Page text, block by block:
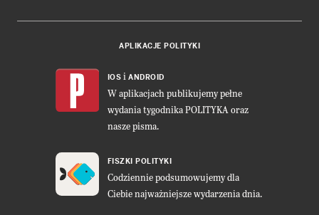
APLIKACJE POLITYKI
IOS i ANDROID
W aplikacjach publikujemy pełne
wydania tygodnika POLITYKA oraz
nasze pisma.
FISZKI POLITYKI
Codziennie podsumowujemy dla
Ciebie najważniejsze wydarzenia dnia.